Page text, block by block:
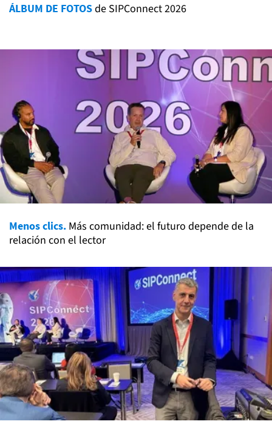
ÁLBUM DE FOTOSde SIPConnect 2026
Menos clics. Más comunidad: el futuro depende de la
relación con el lector